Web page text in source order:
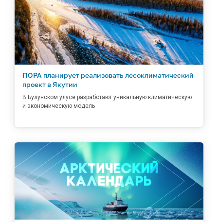
ПОРА планирует реализовать лесоклиматический
проект в Якутии
В Булунском улусе разработают уникальную климатическую
и экономическую модель